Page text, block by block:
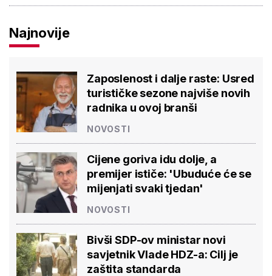
Najnovije
Zaposlenost i dalje raste: Usred
turističke sezone najviše novih
radnika u ovoj branši
NOVOSTI
Cijene goriva idu dolje, a
premijer ističe: 'Ubuduće će se
mijenjati svaki tjedan'
NOVOSTI
Bivši SDP-ov ministar novi
savjetnik Vlade HDZ-a: Cilj je
zaštita standarda